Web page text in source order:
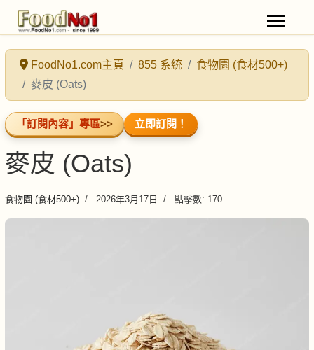
FoodNo1.com主頁 855 系統
食物園 (食材500+)
麥皮 (Oats)
「訂閱內容」專區>> 立即訂閱！
麥皮 (Oats)
食物園 (食材500+) 2026年3月17日 點擊數: 170